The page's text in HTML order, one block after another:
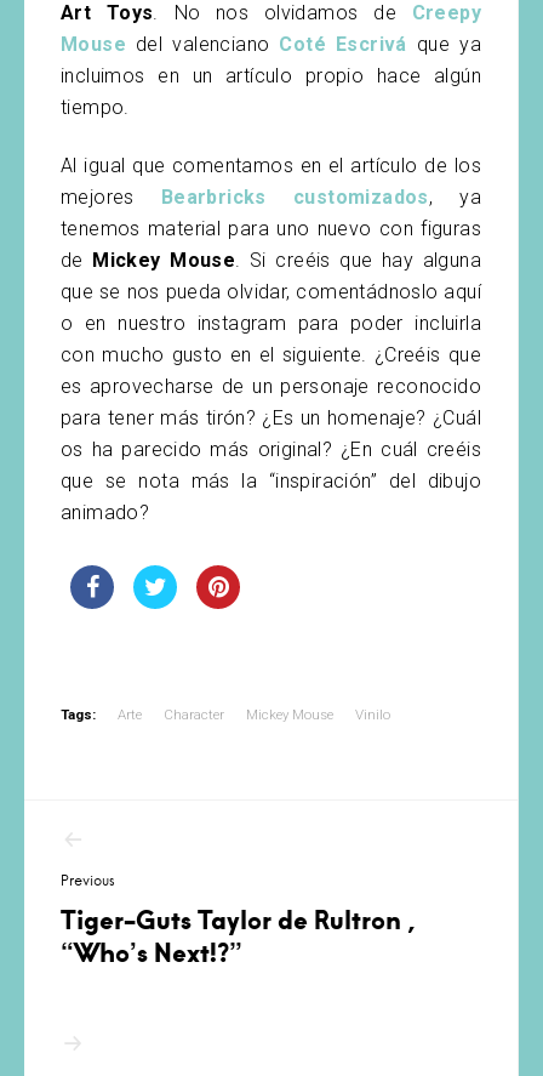
Art Toys. No nos olvidamos de Creepy
Mouse del valenciano Coté Escrivá que ya
incluimos en un artículo propio hace algún
tiempo.
Al igual que comentamos en el artículo de los
mejores
Bearbricks customizados, ya
tenemos material para uno nuevo con figuras
de
Mickey Mouse. Si creéis que hay alguna
que se nos pueda olvidar, comentádnoslo aquí
o en nuestro instagram para poder incluirla
con mucho gusto en el siguiente. ¿Creéis que
es aprovecharse de un personaje reconocido
para tener más tirón? ¿Es un homenaje? ¿Cuál
os ha parecido más original? ¿En cuál creéis
que se nota más la “inspiración” del dibujo
animado?
Tags: Arte Character Mickey Mouse Vinilo
de
entradas
Previous
Tiger-Guts Taylor de Rultron ,
“Who’s Next!?”